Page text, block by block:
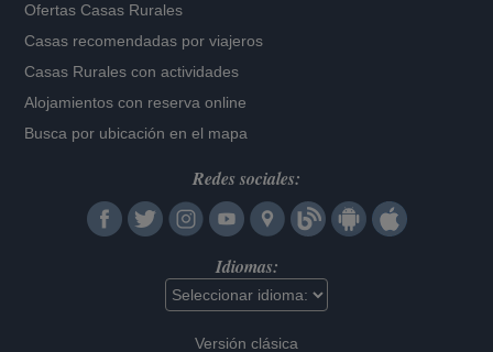
Ofertas Casas Rurales
Casas recomendadas por viajeros
Casas Rurales con actividades
Alojamientos con reserva online
Busca por ubicación en el mapa
Redes sociales:
Idiomas:
Versión clásica